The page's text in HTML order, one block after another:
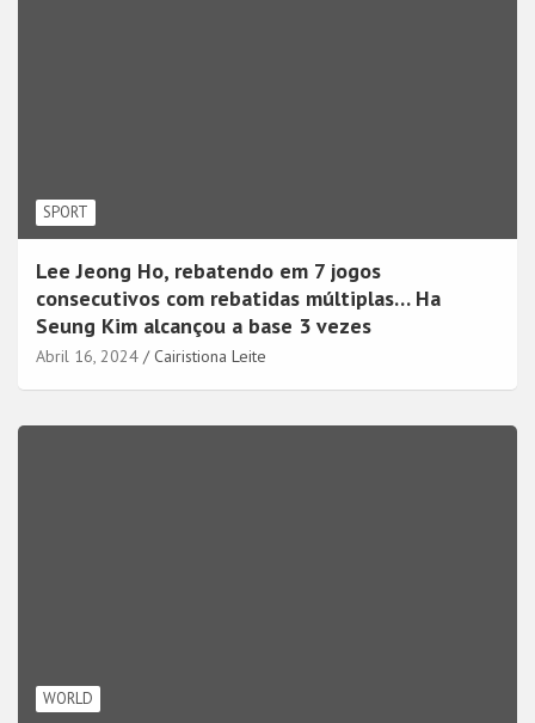
SPORT
Lee Jeong Ho, rebatendo em 7 jogos
consecutivos com rebatidas múltiplas… Ha
Seung Kim alcançou a base 3 vezes
Abril 16, 2024 Cairistiona Leite
WORLD